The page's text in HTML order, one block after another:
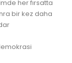
her fırsatta
bir kez daha